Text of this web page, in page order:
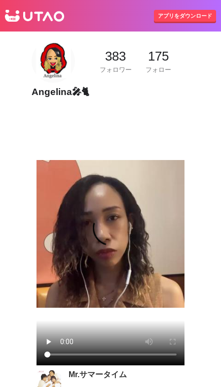
アプリをダウンロード
383
フォロワー
175
フォロー
Angelina🎤🐈
Mr.サマータイム